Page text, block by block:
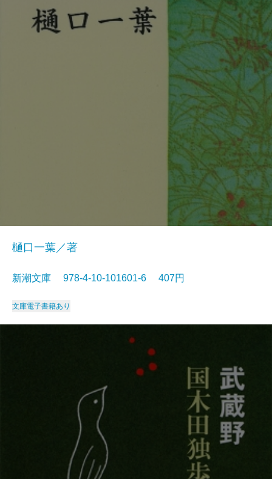
樋口一葉／著
新潮文庫 978-4-10-101601-6 407円
文庫電子書籍あり